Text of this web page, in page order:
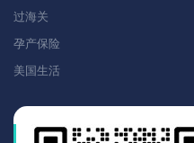
过海关
孕产保险
美国生活